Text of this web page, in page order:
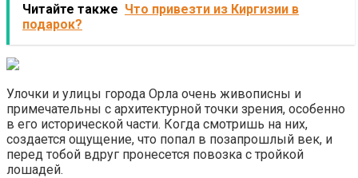
Читайте также Что привезти из Киргизии в
подарок?
Улочки и улицы города Орла очень живописны и
примечательны с архитектурной точки зрения, особенно
в его исторической части. Когда смотришь на них,
создается ощущение, что попал в позапрошлый век, и
перед тобой вдруг пронесется повозка с тройкой
лошадей.